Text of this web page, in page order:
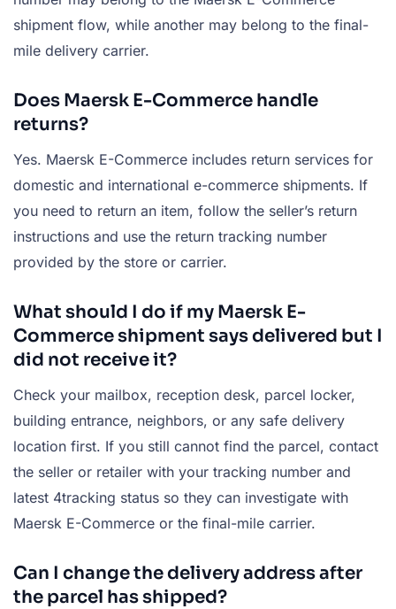
shipment flow, while another may belong to the final-
mile delivery carrier.
Does Maersk E-Commerce handle
returns?
Yes. Maersk E-Commerce includes return services for
domestic and international e-commerce shipments. If
you need to return an item, follow the seller’s return
instructions and use the return tracking number
provided by the store or carrier.
What should I do if my Maersk E-
Commerce shipment says delivered but I
did not receive it?
Check your mailbox, reception desk, parcel locker,
building entrance, neighbors, or any safe delivery
location first. If you still cannot find the parcel, contact
the seller or retailer with your tracking number and
latest 4tracking status so they can investigate with
Maersk E-Commerce or the final-mile carrier.
Can I change the delivery address after
the parcel has shipped?